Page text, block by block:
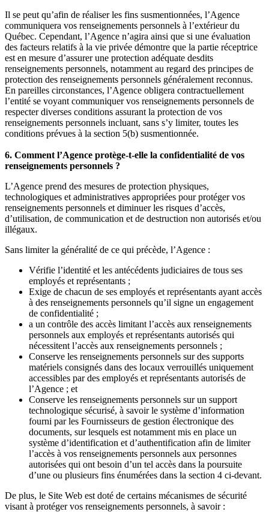
Il se peut qu’afin de réaliser les fins susmentionnées, l’Agence
communiquera vos renseignements personnels à l’extérieur du
Québec. Cependant, l’Agence n’agira ainsi que si une évaluation
des facteurs relatifs à la vie privée démontre que la partie réceptrice
est en mesure d’assurer une protection adéquate desdits
renseignements personnels, notamment au regard des principes de
protection des renseignements personnels généralement reconnus.
En pareilles circonstances, l’Agence obligera contractuellement
l’entité se voyant communiquer vos renseignements personnels de
respecter diverses conditions assurant la protection de vos
renseignements personnels incluant, sans s’y limiter, toutes les
conditions prévues à la section 5(b) susmentionnée.
6. Comment l’Agence protège-t-elle la confidentialité de vos
renseignements personnels ?
L’Agence prend des mesures de protection physiques,
technologiques et administratives appropriées pour protéger vos
renseignements personnels et diminuer les risques d’accès,
d’utilisation, de communication et de destruction non autorisés et/ou
illégaux.
Sans limiter la généralité de ce qui précède, l’Agence :
Vérifie l’identité et les antécédents judiciaires de tous ses
employés et représentants ;
Exige de chacun de ses employés et représentants ayant accès
à des renseignements personnels qu’il signe un engagement
de confidentialité ;
a un contrôle des accès limitant l’accès aux renseignements
personnels aux employés et représentants autorisés qui
nécessitent l’accès aux renseignements personnels ;
Conserve les renseignements personnels sur des supports
matériels consignés dans des locaux verrouillés uniquement
accessibles par des employés et représentants autorisés de
l’Agence ; et
Conserve les renseignements personnels sur un support
technologique sécurisé, à savoir le système d’information
fourni par les Fournisseurs de gestion électronique des
documents, sur lesquels est notamment mis en place un
système d’identification et d’authentification afin de limiter
l’accès à vos renseignements personnels aux personnes
autorisées qui ont besoin d’un tel accès dans la poursuite
d’une ou plusieurs fins énumérées dans la section 4 ci-devant.
De plus, le Site Web est doté de certains mécanismes de sécurité
visant à protéger vos renseignements personnels, à savoir :